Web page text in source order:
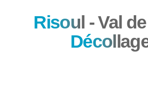
Risou l - Val
Décol